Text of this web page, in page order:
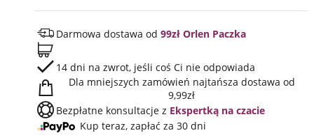
Darmowa dostawa od 99zł Orlen Paczka
14 dni na zwrot, jeśli coś Ci nie odpowiada
Dla mniejszych zamówień najtańsza dostawa od
9,99zł
Bezpłatne konsultacje z Ekspertką na czacie
Kup teraz, zapłać za 30 dni